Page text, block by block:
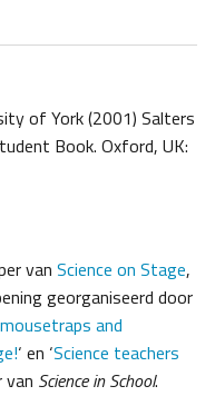
of York (2001) Salters
Book. Oxford, UK:
van Science on Stage,
georganiseerd door
and
‘ en ‘Science teachers
van Science in School.